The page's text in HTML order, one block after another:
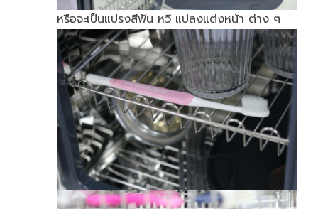
หรือจะเป็นแปรงสีฟัน หวี แปลงแต่งหน้า ต่าง ๆ